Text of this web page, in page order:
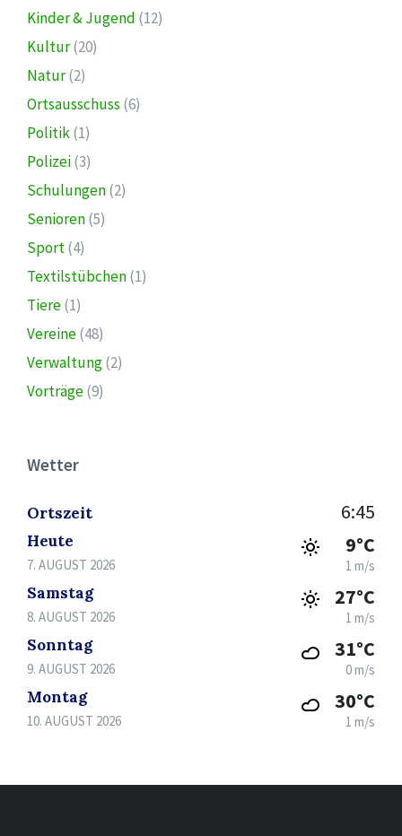
Kinder & Jugend (12)
Kultur(20)
Natur(2)
Ortsausschuss (6)
Politik(1)
Polizei(3)
Schulungen(2)
Senioren(5)
Sport(4)
Textilstübchen(1)
Tiere(1)
Vereine(48)
Verwaltung(2)
Vorträge(9)
Wetter
Ortszeit 6:45
Heute
7. AUGUST 2026
9°C
1 m/s
Samstag
8. AUGUST 2026
27°C
1 m/s
Sonntag
9. AUGUST 2026
31°C
0 m/s
Montag
10. AUGUST 2026
30°C
1 m/s